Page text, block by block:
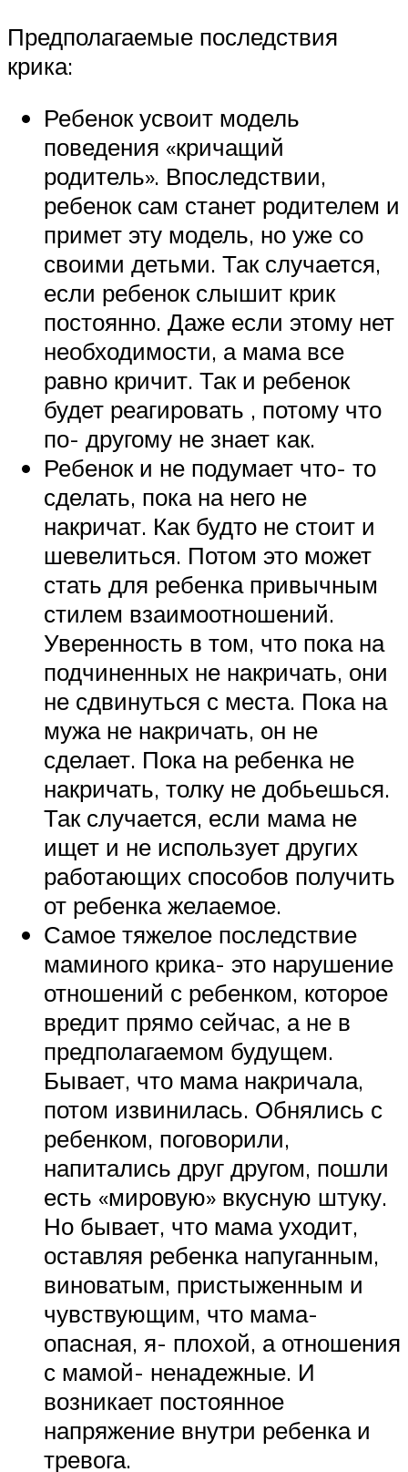
Предполагаемые последствия
крика:
Ребенок усвоит модель
поведения «кричащий
родитель». Впоследствии,
ребенок сам станет родителем и
примет эту модель, но уже со
своими детьми. Так случается,
если ребенок слышит крик
постоянно. Даже если этому нет
необходимости, а мама все
равно кричит. Так и ребенок
будет реагировать , потому что
по- другому не знает как.
Ребенок и не подумает что- то
сделать, пока на него не
накричат. Как будто не стоит и
шевелиться. Потом это может
стать для ребенка привычным
стилем взаимоотношений.
Уверенность в том, что пока на
подчиненных не накричать, они
не сдвинуться с места. Пока на
мужа не накричать, он не
сделает. Пока на ребенка не
накричать, толку не добьешься.
Так случается, если мама не
ищет и не использует других
работающих способов получить
от ребенка желаемое.
Самое тяжелое последствие
маминого крика- это нарушение
отношений с ребенком, которое
вредит прямо сейчас, а не в
предполагаемом будущем.
Бывает, что мама накричала,
потом извинилась. Обнялись с
ребенком, поговорили,
напитались друг другом, пошли
есть «мировую» вкусную штуку.
Но бывает, что мама уходит,
оставляя ребенка напуганным,
виноватым, пристыженным и
чувствующим, что мама-
опасная, я- плохой, а отношения
с мамой- ненадежные. И
возникает постоянное
напряжение внутри ребенка и
тревога.